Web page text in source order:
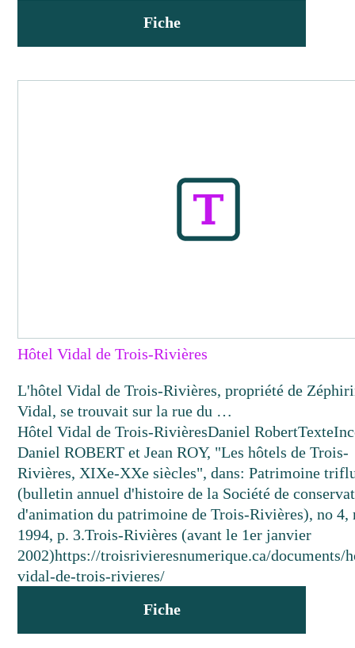
Fiche
Hôtel Vidal de Trois-Rivières
L'hôtel Vidal de Trois-Rivières, propriété de
Vidal, se trouvait sur la rue du …
Hôtel Vidal de Trois-RivièresDaniel RobertTexte
Daniel ROBERT et Jean ROY, "Les hôtels de Trois-
Rivières, XIXe-XXe siècles", dans: Patrimoine
(bulletin annuel d'histoire de la Société de
d'animation du patrimoine de Trois-Rivières), no 4,
1994, p. 3.Trois-Rivières (avant le 1er janvier
2002)https://troisrivieresnumerique.ca/documents/
vidal-de-trois-rivieres/
Fiche